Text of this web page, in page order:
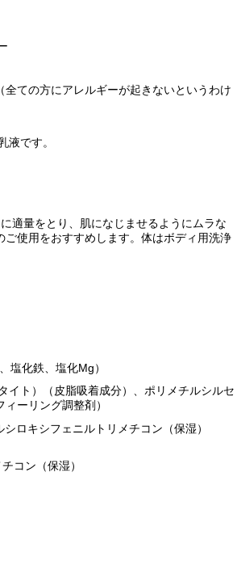
ての方にアレルギーが起きないというわけ
液です。
適量をとり、肌になじませるようにムラな
使用をおすすめします。体はボディ用洗浄
塩化鉄、塩化Mg）
ト）（皮脂吸着成分）、ポリメチルシルセ
ーリング調整剤）
ロキシフェニルトリメチコン（保湿）
コン（保湿）